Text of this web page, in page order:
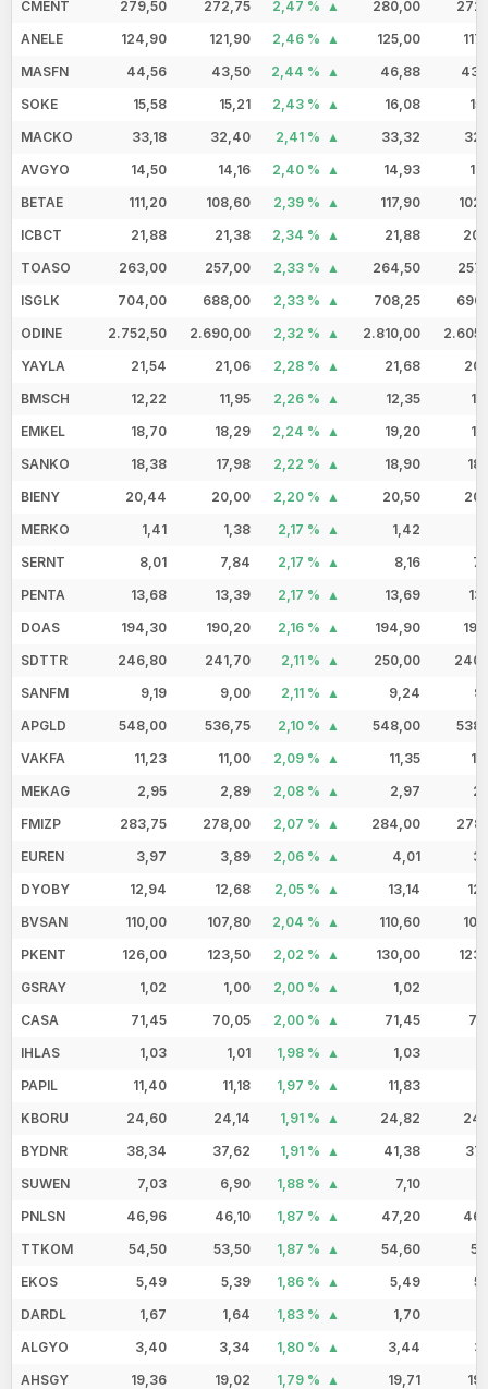
CMENT 279,50 272,75 2,47 % 280,00
ANELE
124,90 121,90 2,46 % 125,00
MASFN
44,56 43,50 2,44 % 46,88
SOKE
15,58 15,21 2,43 % 16,08
MACKO
33,18 32,40 2,41 % 33,32
AVGYO
14,50 14,16 2,40 % 14,93
BETAE
111,20 108,60 2,39 % 117,90
ICBCT
21,88 21,38 2,34 % 21,88
TOASO
263,00 257,00 2,33 % 264,50
ISGLK
704,00 688,00 2,33 % 708,25
ODINE
2.752,50 2.690,00 2,32 % 2.810,00
YAYLA
21,54 21,06 2,28 % 21,68
BMSCH
12,22 11,95 2,26 % 12,35
EMKEL
18,70 18,29 2,24 % 19,20
SANKO
18,38 17,98 2,22 % 18,90
BIENY
20,44 20,00 2,20 % 20,50
MERKO
1,41 1,38 2,17 % 1,42
SERNT
8,01 7,84 2,17 % 8,16
PENTA
13,68 13,39 2,17 % 13,69
DOAS
194,30 190,20 2,16 % 194,90
SDTTR
246,80 241,70 2,11 % 250,00
SANFM
9,19 9,00 2,11 % 9,24
APGLD
548,00 536,75 2,10 % 548,00
VAKFA
11,23 11,00 2,09 % 11,35
MEKAG
2,95 2,89 2,08 % 2,97
FMIZP
283,75 278,00 2,07 % 284,00
EUREN
3,97 3,89 2,06 % 4,01
DYOBY
12,94 12,68 2,05 % 13,14
BVSAN
110,00 107,80 2,04 % 110,60
PKENT
126,00 123,50 2,02 % 130,00
GSRAY
1,02 1,00 2,00 % 1,02
CASA
71,45 70,05 2,00 % 71,45
IHLAS
1,03 1,01 1,98 % 1,03
PAPIL
11,40 11,18 1,97 % 11,83
KBORU
24,60 24,14 1,91 % 24,82
BYDNR
38,34 37,62 1,91 % 41,38
SUWEN
7,03 6,90 1,88 % 7,10
PNLSN
46,96 46,10 1,87 % 47,20
TTKOM
54,50 53,50 1,87 % 54,60
EKOS
5,49 5,39 1,86 % 5,49
DARDL
1,67 1,64 1,83 % 1,70
ALGYO
3,40 3,34 1,80 % 3,44
AHSGY
19,36 19,02 1,79 % 19,71